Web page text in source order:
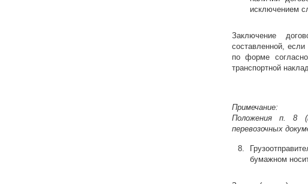
исключением
Заключение
составленной, если
по форме
транспортной
Примечание:
Положения п. 8
перевозочных
бумажном